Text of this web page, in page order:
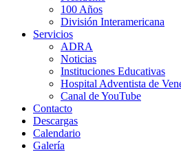
100 Años
División Interamericana
Servicios
ADRA
Noticias
Instituciones Educativas
Hospital Adventista de
Canal de YouTube
Contacto
Descargas
Calendario
Galería